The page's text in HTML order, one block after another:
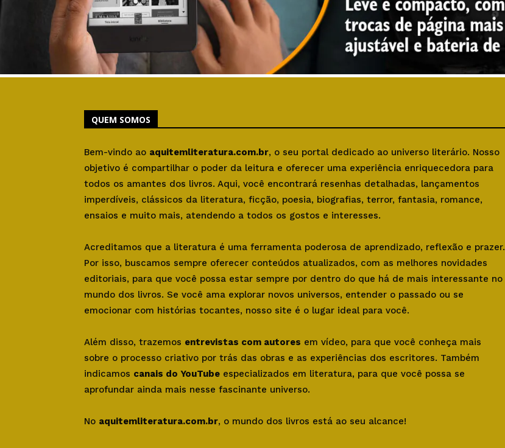
QUEM SOMOS
Bem-vindo ao aquitemliteratura.com.br, o seu portal dedicado ao universo literário. Nosso
objetivo é compartilhar o poder da leitura e oferecer uma experiência enriquecedora para
todos os amantes dos livros. Aqui, você encontrará resenhas detalhadas, lançamentos
imperdíveis, clássicos da literatura, ficção, poesia, biografias, terror, fantasia, romance,
ensaios e muito mais, atendendo a todos os gostos e interesses.
Acreditamos que a literatura é uma ferramenta poderosa de aprendizado, reflexão e prazer.
Por isso, buscamos sempre oferecer conteúdos atualizados, com as melhores novidades
editoriais, para que você possa estar sempre por dentro do que há de mais interessante no
mundo dos livros. Se você ama explorar novos universos, entender o passado ou se
emocionar com histórias tocantes, nosso site é o lugar ideal para você.
Além disso, trazemos entrevistas com autores em vídeo, para que você conheça mais
sobre o processo criativo por trás das obras e as experiências dos escritores. Também
indicamos canais do YouTube especializados em literatura, para que você possa se
aprofundar ainda mais nesse fascinante universo.
No aquitemliteratura.com.br, o mundo dos livros está ao seu alcance!